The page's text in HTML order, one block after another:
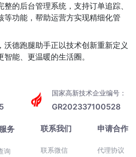
的后台管理系统，支持订单追踪、
等功能，帮助运营方实现精细化管
沃德跑腿助手正以技术创新重新定义
能、更温暖的生活圈。
国家高新技术企业编号：
GR202337100528
务
询
联系我们
联系微信
申请合作
代理协议